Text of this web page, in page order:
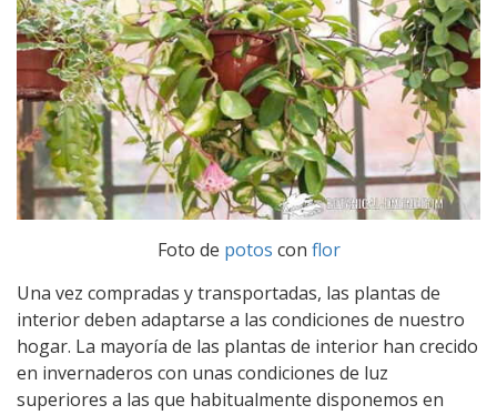
Foto de potos con flor
Una vez compradas y transportadas, las plantas de
interior deben adaptarse a las condiciones de nuestro
hogar. La mayoría de las plantas de interior han crecido
en invernaderos con unas condiciones de luz
superiores a las que habitualmente disponemos en